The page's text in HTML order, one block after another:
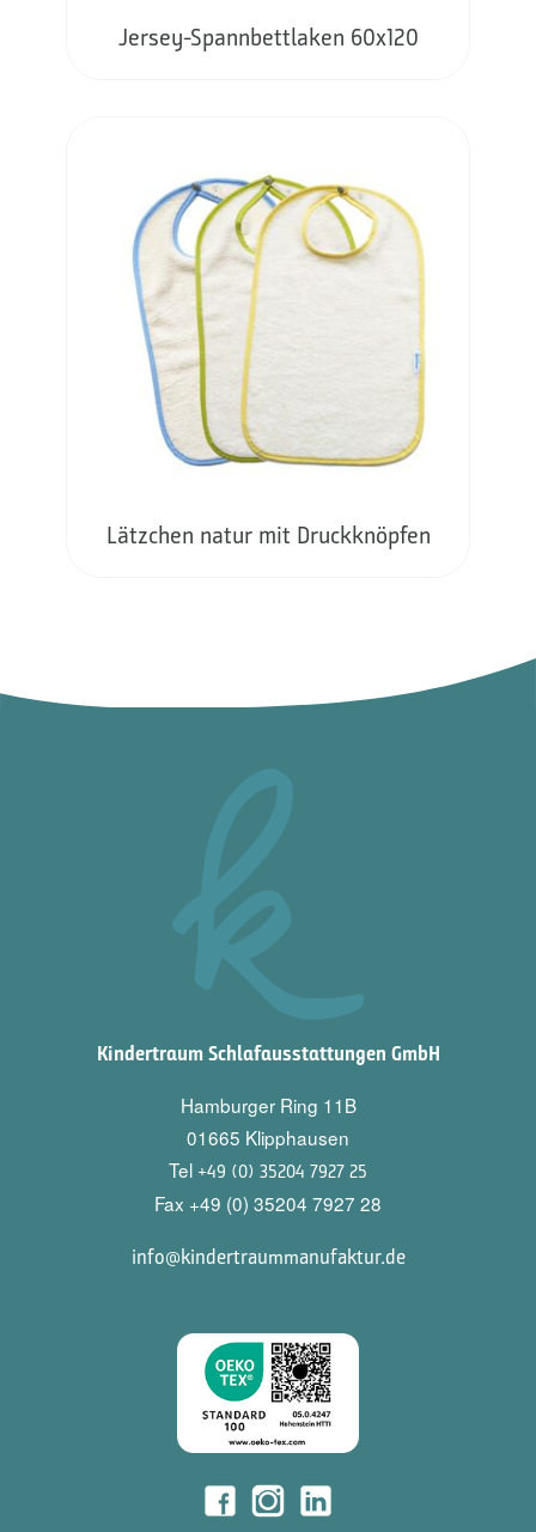
Jersey-Spannbettlaken 60x120
Lätzchen natur mit Druckknöpfen
Kindertraum Schlafausstattungen GmbH
Hamburger Ring 11B
01665 Klipphausen
Tel +49 (0) 35204 7927 25
Fax +49 (0) 35204 7927 28
info@kindertraummanufaktur.de